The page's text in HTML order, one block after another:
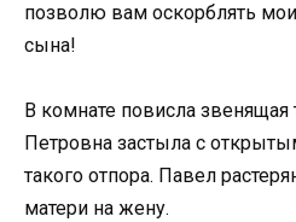
позволю вам оскорблять
сына!
В комнате повисла
Петровна застыла с
такого отпора. Павел
матери на жену.